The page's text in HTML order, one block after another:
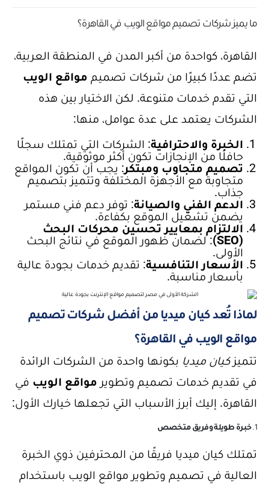
ما يميز شركات تصميم مواقع الويب في القاهرة؟
القاهرة، كواحدة من أكبر المدن في المنطقة العربية،
تضم عددًا كبيرًا من شركات تصميم مواقع الويب
التي تقدم خدمات متنوعة. لكن الاختيار بين هذه
الشركات يعتمد على عدة عوامل، منها:
الخبرة والاحترافية: الشركات التي تمتلك سجلًا
حافلًا من الإنجازات تكون أكثر موثوقية.
تصميم متجاوب ومبتكر: يجب أن تكون المواقع
متجاوبة مع الأجهزة المختلفة وتتميز بتصميم
جذاب.
الدعم الفني والصيانة: توفر دعم فني مستمر
يضمن تشغيل الموقع بكفاءة.
الالتزام بمعايير تحسين محركات البحث
(SEO)
: لضمان ظهور الموقع في نتائج البحث
الأولى.
الأسعار التنافسية: تقديم خدمات بجودة عالية
بأسعار مناسبة.
لماذا تُعد كيان ميديا من أفضل شركات تصميم
مواقع الويب في القاهرة؟
تتميزكيان ميديا بكونها واحدة من الشركات الرائدة
في تقديم خدمات تصميم وتطوير مواقع الويب في
القاهرة. إليك أبرز الأسباب التي تجعلها خيارك الأول:
1. خبرة طويلة وفريق متخصص
تمتلك كيان ميديا فريقًا من المحترفين ذوي الخبرة
العالية في تصميم وتطوير مواقع الويب باستخدام